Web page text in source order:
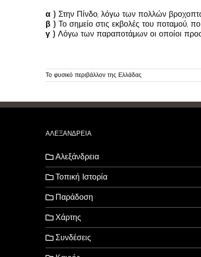
α ) Στην Πίνδο, λόγω των πολλών
β ) Το σημείο στις εκβολές του ποταμού,
γ ) Λόγω των παραποτάμων οι οποίοι
Το φυσικό περιβάλλον της Ελλάδας
ΑΛΕΞΑΝΔΡΕΙΑ
Αλεξάνδρεια
Τοπική Ιστορία
Παράδοση
Χάρτης
Συνδέσεις